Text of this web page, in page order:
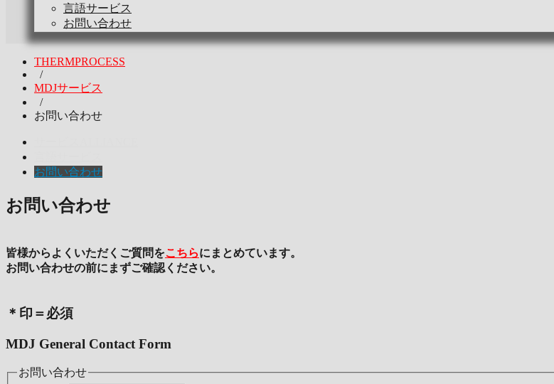
言語サービス
お問い合わせ
THERMPROCESS
/
MDJサービス
/
お問い合わせ
お問い合わせ
お問い合わせ
皆様からよくいただくご質問をこちらにまとめています。
お問い合わせの前にまずご確認ください。
＊印＝必須
MDJ General Contact Form
お問い合わせ